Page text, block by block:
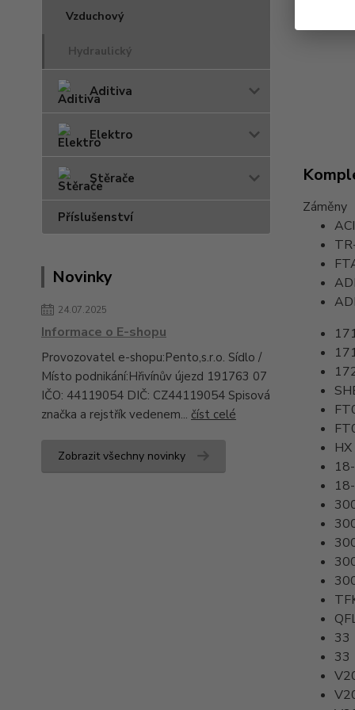
Vzduchový
Hydraulický
Aditiva
Elektro
Stěrače
Příslušenství
Novinky
24.07.2025
Informace o E-shopu
Provozovatel e-shopu:Pento,s.r.o. Sídlo /
Místo podnikání:Hřivínův újezd 191763 07
IČO: 44119054 DIČ: CZ44119054 Spisová
značka a rejstřík vedenem... číst celé
Zobrazit všechny novinky
Záměny
33
33